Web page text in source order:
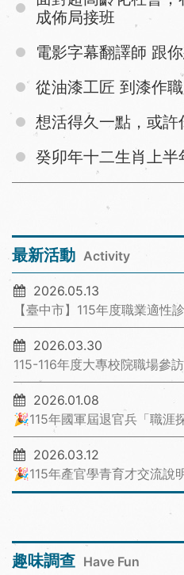
成佈局接班
電影字幕翻譯師 跟
從油漆工匠 到漆作
想活得久一點，或許
癸卯年十二生肖上
最新活動 Activity
2026.05.13
【臺中市】115年度職業適性
2026.03.30
115-116年度大專校院職場參
2026.01.08
🎉115年國軍屆退官兵「職涯
2026.03.12
🎉115年產官學青育才交流說
趣味調查 Have Fun